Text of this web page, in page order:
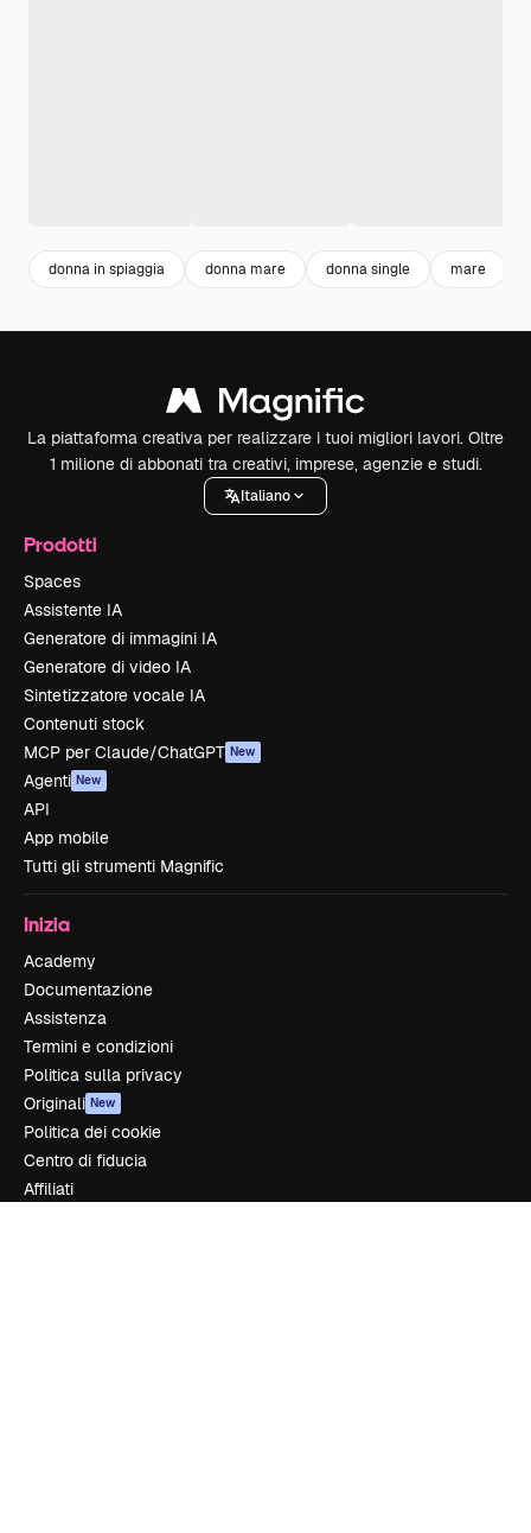
donna in spiaggia donna mare donna single mare
La piattaforma creativa per realizzare i tuoi migliori lavori. Oltre
1 milione di abbonati tra creativi, imprese, agenzie e studi.
Italiano
Prodotti
Spaces
Assistente IA
Generatore di immagini IA
Generatore di video IA
Sintetizzatore vocale IA
Contenuti stock
MCP per Claude/ChatGPT New
Agenti New
API
App mobile
Tutti gli strumenti Magnific
Inizia
Academy
Documentazione
Assistenza
Termini e condizioni
Politica sulla privacy
Originali New
Politica dei cookie
Centro di fiducia
Affiliati